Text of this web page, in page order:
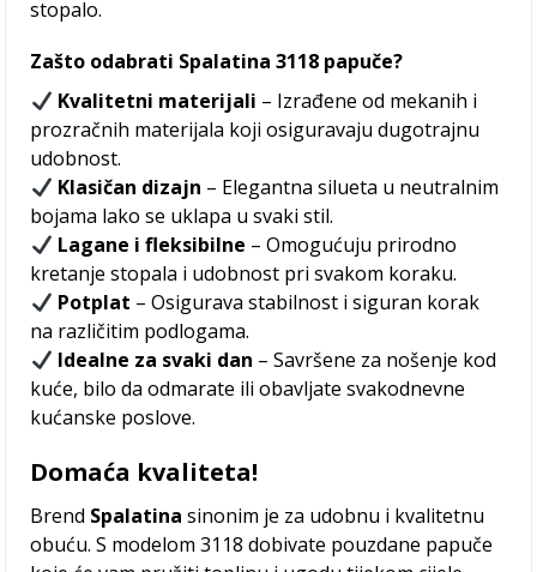
stopalo.
Zašto odabrati Spalatina 3118 papuče?
Kvalitetni materijali – Izrađene od mekanih i
prozračnih materijala koji osiguravaju dugotrajnu
udobnost.
Klasičan dizajn – Elegantna silueta u neutralnim
bojama lako se uklapa u svaki stil.
Lagane i fleksibilne – Omogućuju prirodno
kretanje stopala i udobnost pri svakom koraku.
Potplat – Osigurava stabilnost i siguran korak
na različitim podlogama.
Idealne za svaki dan – Savršene za nošenje kod
kuće, bilo da odmarate ili obavljate svakodnevne
kućanske poslove.
Domaća kvaliteta!
Brend Spalatina sinonim je za udobnu i kvalitetnu
obuću. S modelom 3118 dobivate pouzdane papuče